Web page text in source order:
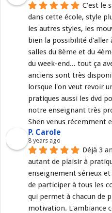
C'est le
dans cette école, style
les autres styles, les
bien la possibilité d'aller
salles du 8ème et du
du week-end... tout ça
anciens sont très
lorsque l'on veut revoir
pratiques aussi les dvd
notre enseignant très
Shen venus récemment
P. Carole
8 years ago
Déjà 3
autant de plaisir à
enseignement sérieux
de participer à tous les
qui permet à chacun de
motivation. L'ambiance